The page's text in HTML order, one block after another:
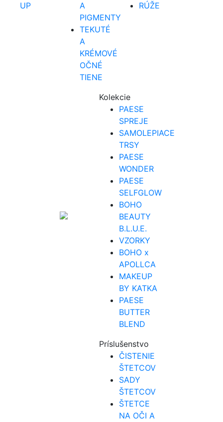
UP
A
PIGMENTY
TEKUTÉ
A
KRÉMOVÉ
OČNÉ
TIENE
RÚŽE
Kolekcie
PAESE
SPREJE
SAMOLEPIACE
TRSY
PAESE
WONDER
PAESE
SELFGLOW
BOHO
BEAUTY
B.L.U.E.
VZORKY
BOHO x
APOLLCA
MAKEUP
BY KATKA
PAESE
BUTTER
BLEND
Príslušenstvo
ČISTENIE
ŠTETCOV
SADY
ŠTETCOV
ŠTETCE
NA OČI A